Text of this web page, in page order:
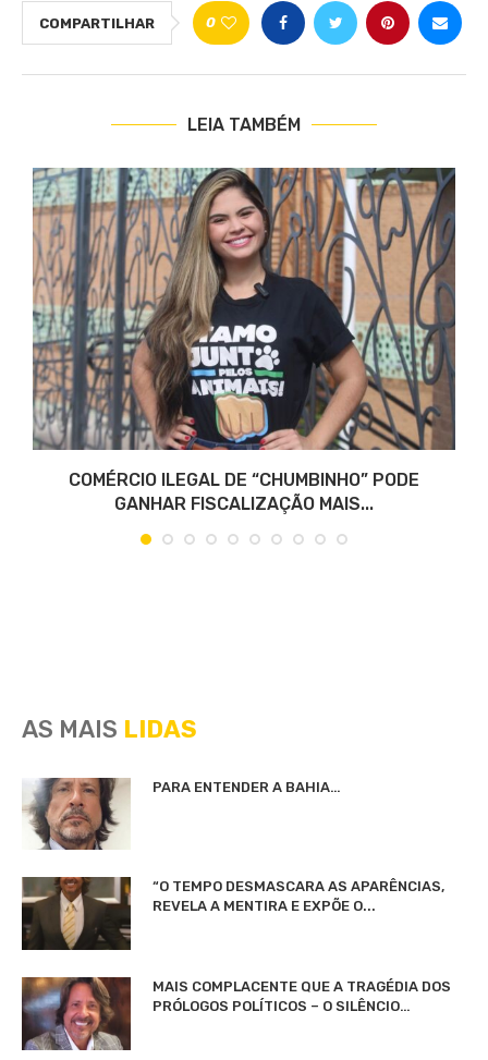
COMPARTILHAR 0
LEIA TAMBÉM
COMÉRCIO ILEGAL DE “CHUMBINHO” PODE
GANHAR FISCALIZAÇÃO MAIS...
AS MAIS LIDAS
PARA ENTENDER A BAHIA…
“O TEMPO DESMASCARA AS APARÊNCIAS,
REVELA A MENTIRA E EXPÕE O...
MAIS COMPLACENTE QUE A TRAGÉDIA DOS
PRÓLOGOS POLÍTICOS – O SILÊNCIO…